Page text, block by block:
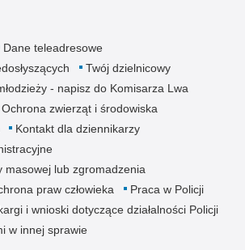
Dane teleadresowe
Twój dzielnicowy
- napisz do Komisarza Lwa
zwierząt i środowiska
Kontakt dla dziennikarzy
masowej lub zgromadzenia
praw człowieka
Praca w Policji
i wnioski dotyczące działalności Policji
w innej sprawie